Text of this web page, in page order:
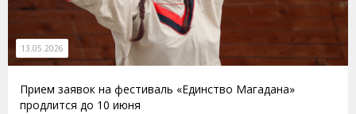
13.05.2026
Прием заявок на фестиваль «Единство Магадана»
продлится до 10 июня